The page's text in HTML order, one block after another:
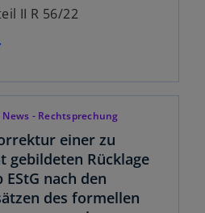
II R 56/22
News - Rechtsprechung
einer zu
gebildeten Rücklage
EStG nach den
des formellen